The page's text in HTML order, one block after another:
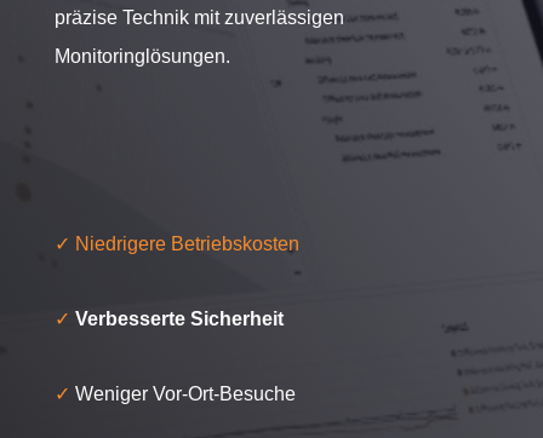
präzise Technik mit zuverlässigen
Monitoringlösungen.
✓ Niedrigere Betriebskosten
✓ Verbesserte Sicherheit
✓ Weniger Vor-Ort-Besuche